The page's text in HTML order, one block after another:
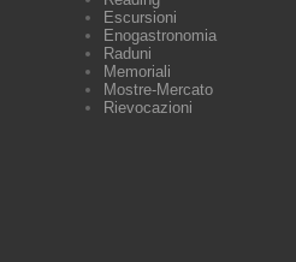
Escursioni
Enogastronomia
Raduni
Memoriali
Mostre-Mercato
Rievocazioni